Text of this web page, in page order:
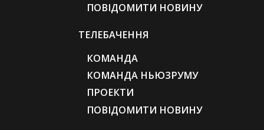
ПОВІДОМИТИ НОВИНУ
ТЕЛЕБАЧЕННЯ
КОМАНДА
КОМАНДА НЬЮЗРУМУ
ПРОЕКТИ
ПОВІДОМИТИ НОВИНУ